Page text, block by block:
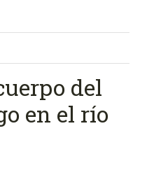
del
en el río